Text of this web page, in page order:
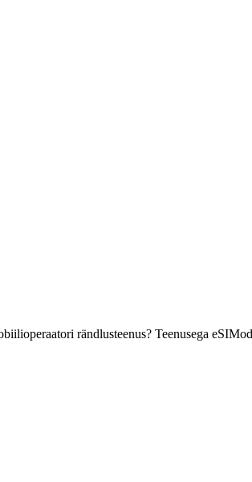
rändlusteenus? Teenusega